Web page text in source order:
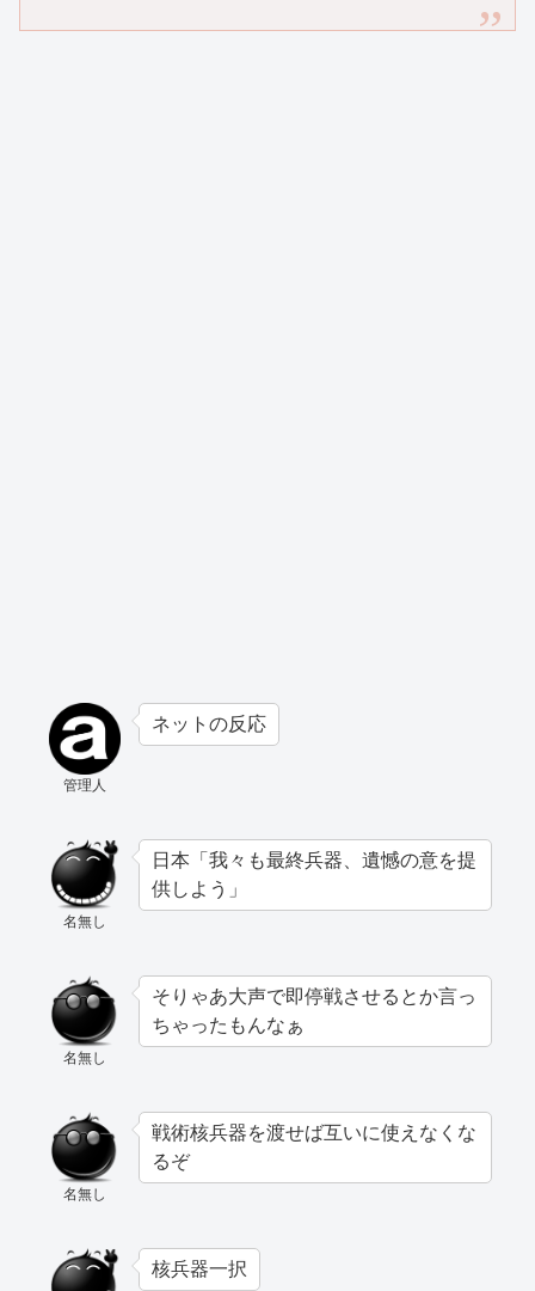
管理人
ネットの反応
名無し
日本「我々も最終兵器、遺憾の意を提
供しよう」
名無し
そりゃあ大声で即停戦させるとか言っ
ちゃったもんなぁ
名無し
戦術核兵器を渡せば互いに使えなくな
るぞ
核兵器一択